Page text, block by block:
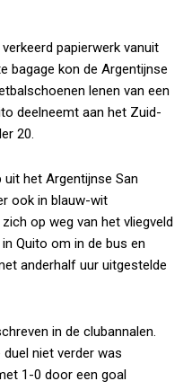
papierwerk vanuit
bagage kon de Argentijnse
lenen van een
deelneemt aan het Zuid-
20.
het Argentijnse San
ook in blauw-wit
op weg van het vliegveld
Quito om in de bus en
anderhalf uur uitgestelde
in de clubannalen.
niet verder was
1-0 door een goal